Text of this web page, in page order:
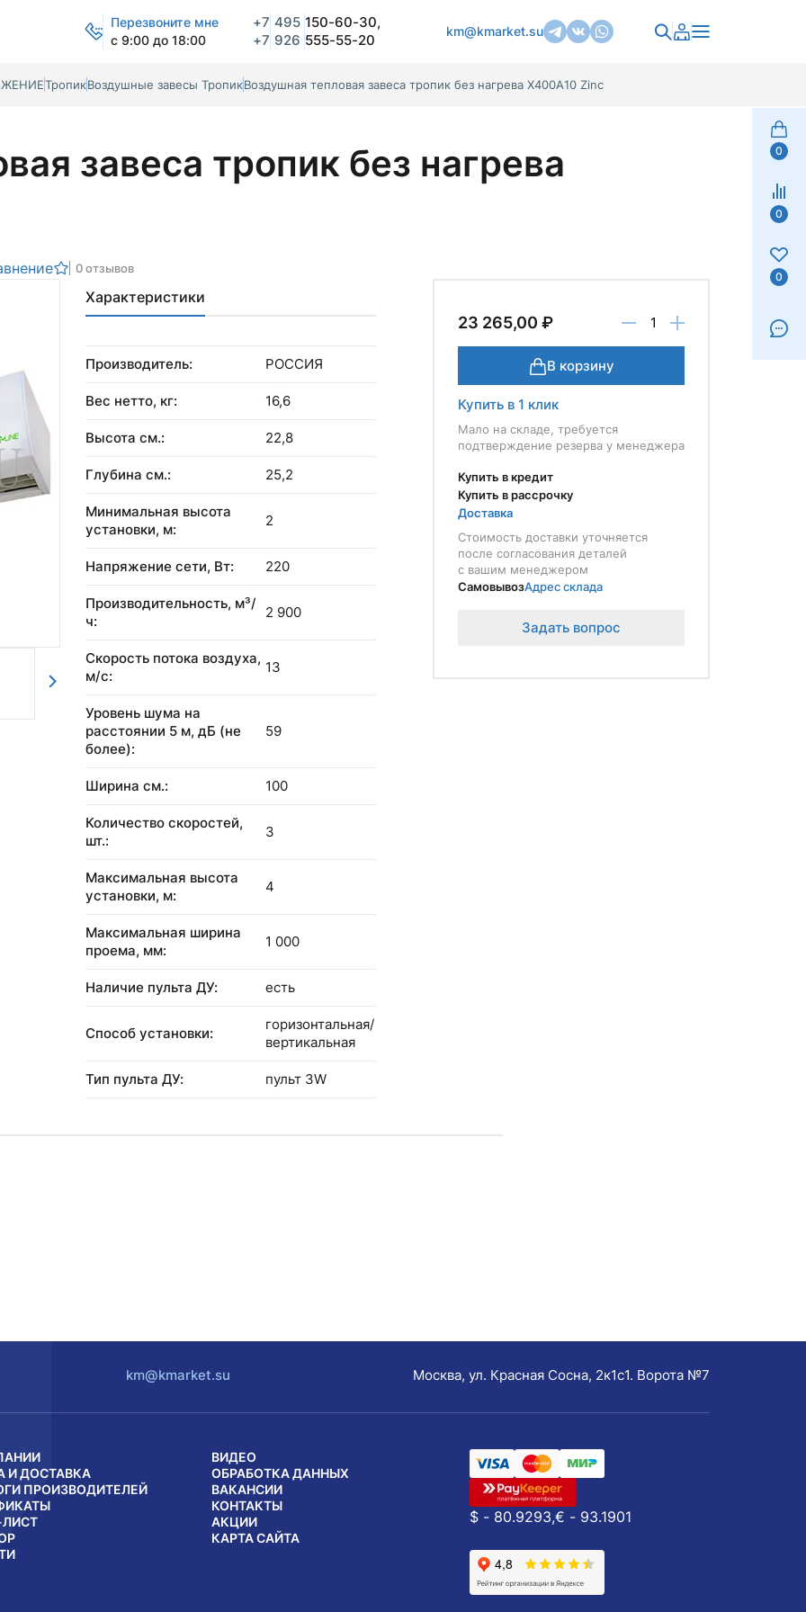
Перезвоните мне
с 9:00 до 18:00
+7 495 150-60-30,
+7 926 555-55-20
km@kmarket.su
0
0
0
ТропикВоздушные завесы ТропикВоздушная тепловая завеса тропик без нагрева Х400A10 Zinc
завеса тропик без нагрева
0 отзывов
Характеристики
Производитель: РОССИЯ
Вес нетто, кг: 16,6
Высота см.: 22,8
Глубина см.: 25,2
Минимальная высота
установки, м:
2
Напряжение сети, Вт: 220
Производительность, м³/
ч:
2 900
Скорость потока воздуха,
м/с:
13
Уровень шума на
расстоянии 5 м, дБ (не
более):
59
Ширина см.: 100
Количество скоростей,
шт.:
3
Максимальная высота
установки, м:
4
Максимальная ширина
проема, мм:
1 000
Наличие пульта ДУ: есть
Способ установки:
горизонтальная/
вертикальная
Тип пульта ДУ: пульт 3W
23 265,00 ₽
В корзину
Купить в 1 клик
Мало на складе, требуется
подтверждение резерва у менеджера
Купить в кредит
Купить в рассрочку
Доставка
Стоимость доставки уточняется
после согласования деталей
с вашим менеджером
СамовывозАдрес склада
Задать вопрос
km@kmarket.su Москва, ул. Красная Сосна, 2к1с1. Ворота №7
И ДОСТАВКА
ПРОИЗВОДИТЕЛЕЙ
ВИДЕО
ОБРАБОТКА ДАННЫХ
ВАКАНСИИ
КОНТАКТЫ
АКЦИИ
КАРТА САЙТА
$ - 80.9293,€ - 93.1901